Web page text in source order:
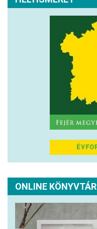
ONLINE KÖNYVTÁR